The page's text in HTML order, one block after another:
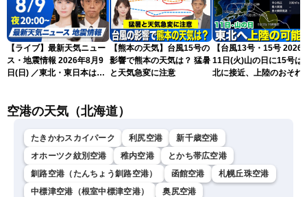
【ライブ】最新天気ニュー
ス・地震情報 2026年8月9
日(日) ／東北・東日本は急
衣／芳野達郎〉
【熊本の天気】台風15号の
影響で熊本の天気は？ 猛暑
と天気急変に注意
【台風13号・15号 2026
11日(火)山の日に15号は
北に接近、上陸のおそれ
空港の天気（北海道）
たきかわスカイパーク 利尻空港
新千歳空港
オホーツク紋別空港
稚内空港
とかち帯広空港
釧路空港（たんちょう釧路空港）
函館空港
札幌丘珠空港
中標津空港（根室中標津空港）
奥尻空港